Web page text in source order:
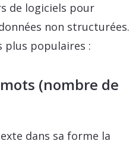
de logiciels pour
non structurées.
plus populaires :
(nombre de
dans sa forme la